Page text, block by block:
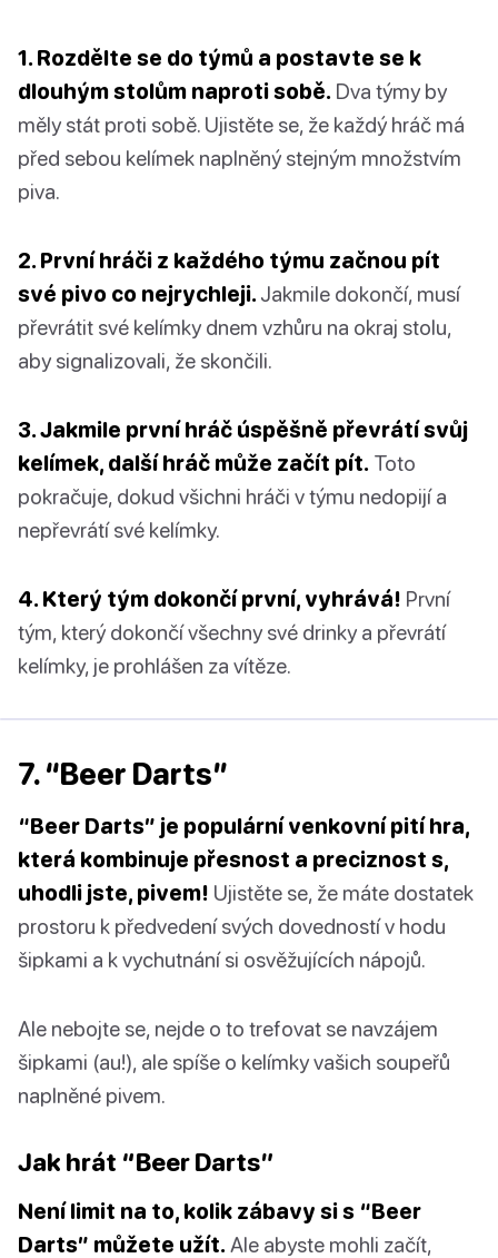
1. Rozdělte se do týmů a postavte se k
dlouhým stolům naproti sobě. Dva týmy by
měly stát proti sobě. Ujistěte se, že každý hráč má
před sebou kelímek naplněný stejným množstvím
piva.
2. První hráči z každého týmu začnou pít
své pivo co nejrychleji. Jakmile dokončí, musí
převrátit své kelímky dnem vzhůru na okraj stolu,
aby signalizovali, že skončili.
3. Jakmile první hráč úspěšně převrátí svůj
kelímek, další hráč může začít pít. Toto
pokračuje, dokud všichni hráči v týmu nedopijí a
nepřevrátí své kelímky.
4. Který tým dokončí první, vyhrává! První
tým, který dokončí všechny své drinky a převrátí
kelímky, je prohlášen za vítěze.
7. “Beer Darts”
“Beer Darts” je populární venkovní pití hra,
která kombinuje přesnost a preciznost s,
uhodli jste, pivem! Ujistěte se, že máte dostatek
prostoru k předvedení svých dovedností v hodu
šipkami a k vychutnání si osvěžujících nápojů.
Ale nebojte se, nejde o to trefovat se navzájem
šipkami (au!), ale spíše o kelímky vašich soupeřů
naplněné pivem.
Jak hrát “Beer Darts”
Není limit na to, kolik zábavy si s “Beer
Darts” můžete užít. Ale abyste mohli začít,